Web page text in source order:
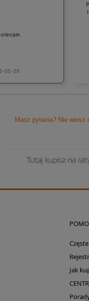
05-29
Masz pytania? Nie
Jak